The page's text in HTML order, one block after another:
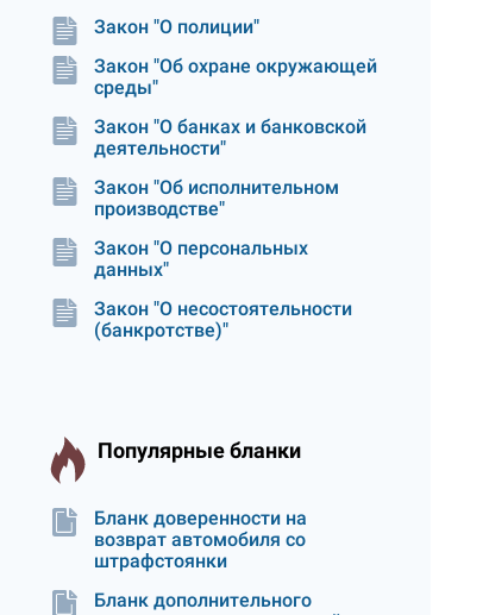
Закон "О полиции"
Закон "Об охране окружающей
среды"
Закон "О банках и банковской
деятельности"
Закон "Об исполнительном
производстве"
Закон "О персональных
данных"
Закон "О несостоятельности
(банкротстве)"
Популярные бланки
Бланк доверенности на
возврат автомобиля со
штрафстоянки
Бланк дополнительного